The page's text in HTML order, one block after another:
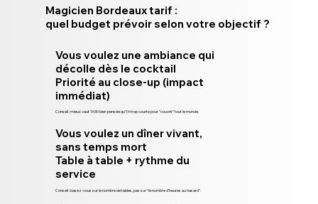
Magicien Bordeaux tarif :
quel budget prévoir selon votre objectif ?
Vous voulez une ambiance qui
décolle dès le cocktail
Priorité au close-up (impact
immédiat)
Conseil : mieux vaut 1h30 bien pensée qu’1h trop courte pour “couvrir” tout le monde.
Vous voulez un dîner vivant,
sans temps mort
Table à table + rythme du
service
Conseil : basez-vous sur le nombre de tables, pas sur “le nombre d’heures au hasard”.